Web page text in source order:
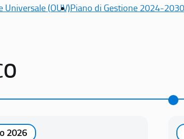
Universale (OUV)Piano di Gestione 2024-2030
2026